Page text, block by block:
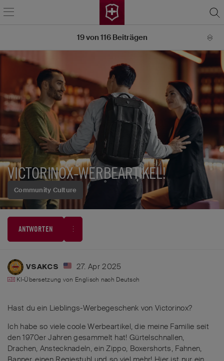
Community Culture
VICTORINOX-WERBEARTIKEL!
ANTWORTEN
19von 116Beiträgen
VSAKCS 27. Apr 2025
KI-Übersetzung von Englisch nach Deutsch
Hast du ein Lieblings-Werbegeschenk von Victorinox?
Ich habe so viele coole Werbeartikel, die meine Familie seit
den 1970er Jahren gesammelt hat! Gürtelschnallen,
Drachen, Anstecknadeln, ein Zippo, Boxershorts, Fahnen,